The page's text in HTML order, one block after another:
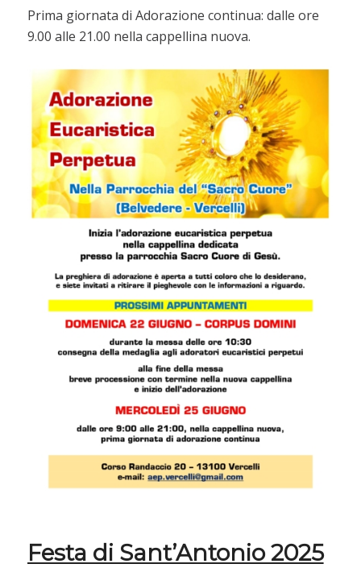
Prima giornata di Adorazione continua: dalle ore
9.00 alle 21.00 nella cappellina nuova.
Festa di Sant’Antonio 2025